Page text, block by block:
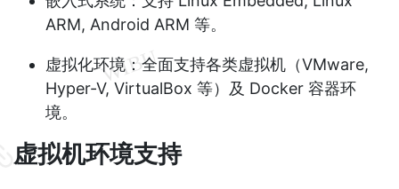
ARM, Android ARM 等。
虚拟化环境：全面支持各类虚拟机（VMware,
Hyper-V, VirtualBox 等）及 Docker 容器环
境。
虚拟机环境支持